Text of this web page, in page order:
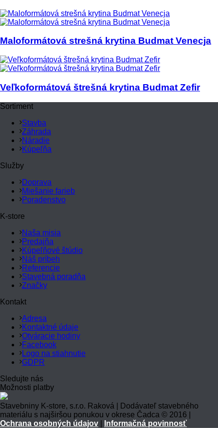
Maloformátová strešná krytina Budmat Venecja
Veľkoformátová štrešná krytina Budmat Zefir
Sortiment
Stavba
Záhrada
Náradie
Kúpeľňa
Služby
Doprava
Miešanie farieb
Poradenstvo
K-store
Naša misia
Predajňa
Kúpeľňové štúdio
Náš príbeh
Referencie
Stavebná poradňa
Značky
Kontakt
Adresa
Kontaktné údaje
Otváracie hodiny
Facebook
Logo na stiahnutie
GDPR
Sledujte nás
Možnosti platby
Stavebniny K-store, s.r.o. Raková | Dodávateľ stavebného
materiálu s najširšou ponukou v okrese Čadca © 2016 |
Ochrana osobných údajov
Informačná povinnosť